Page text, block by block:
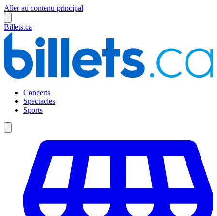
Aller au contenu principal
Billets.ca
Concerts
Spectacles
Sports